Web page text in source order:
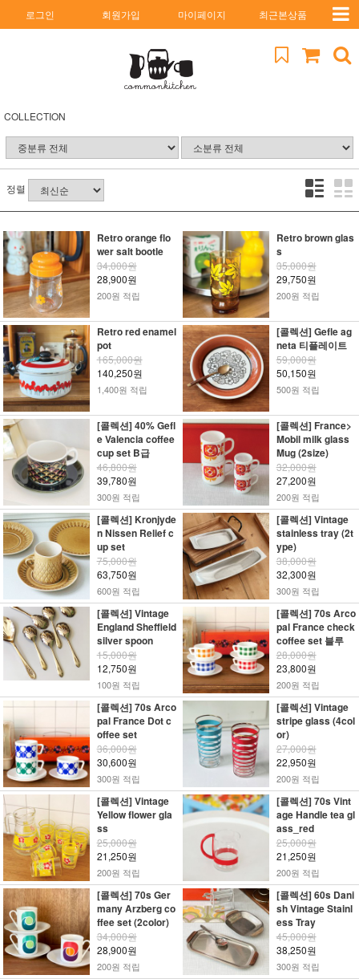
로그인 회원가입 마이페이지 최근본상품
COLLECTION
정렬
Retro orange flo
wer salt bootle
34,000원
28,900원
200원 적립
Retro brown glas
s
35,000원
29,750원
200원 적립
Retro red enamel
pot
165,000원
140,250원
1,400원 적립
[콜렉션] Gefle ag
neta 티플레이트
59,000원
50,150원
500원 적립
[콜렉션] 40% Gefl
e Valencia coffee
cup set B급
46,800원
39,780원
300원 적립
[콜렉션] France>
Mobil milk glass
Mug (2size)
32,000원
27,200원
200원 적립
[콜렉션] Kronjyde
n Nissen Relief c
up set
75,000원
63,750원
600원 적립
[콜렉션] Vintage
stainless tray (2t
ype)
38,000원
32,300원
300원 적립
[콜렉션] Vintage
England Sheffield
silver spoon
15,000원
12,750원
100원 적립
[콜렉션] 70s Arco
pal France check
coffee set 블루
28,000원
23,800원
200원 적립
[콜렉션] 70s Arco
pal France Dot c
offee set
36,000원
30,600원
300원 적립
[콜렉션] Vintage
stripe glass (4col
or)
27,000원
22,950원
200원 적립
[콜렉션] Vintage
Yellow flower gla
ss
25,000원
21,250원
200원 적립
[콜렉션] 70s Vint
age Handle tea gl
ass_red
25,000원
21,250원
200원 적립
[콜렉션] 70s Ger
many Arzberg co
ffee set (2color)
34,000원
28,900원
200원 적립
[콜렉션] 60s Dani
sh Vintage Stainl
ess Tray
45,000원
38,250원
300원 적립